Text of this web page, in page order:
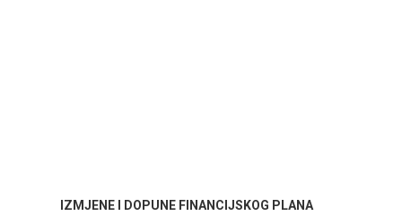
IZMJENE I DOPUNE FINANCIJSKOG PLANA